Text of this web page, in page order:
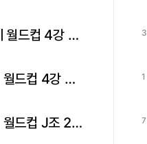
[버스] 2026 FIFA 북중미 월드컵 4강 아르헨티나 vs 잉글랜드
[버스]2026 FIFA 북중미 월드컵 4강 프랑스 vs 스페인 (4K)
[버스]2026 FIFA 북중미 월드컵 J조 2차전 아르헨티나 vs 오스트리아
3
1
7